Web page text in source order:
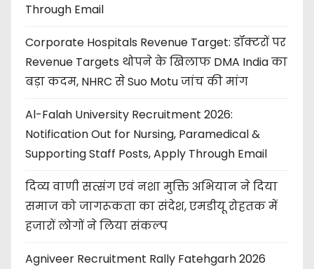
Through Email
Corporate Hospitals Revenue Target: डॉक्टरों पर
Revenue Targets थोपने के खिलाफ DMA India का
बड़ा कदम, NHRC से Suo Motu जांच की मांग
Al-Falah University Recruitment 2026:
Notification Out for Nursing, Paramedical &
Supporting Staff Posts, Apply Through Email
दिव्य वाणी सत्संग एवं नशा मुक्ति अभियान ने दिया
समाज को जागरूकता का संदेश, एमडीयू रोहतक में
हजारों लोगों ने लिया संकल्प
Agniveer Recruitment Rally Fatehgarh 2026